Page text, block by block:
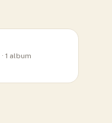
· 1 album